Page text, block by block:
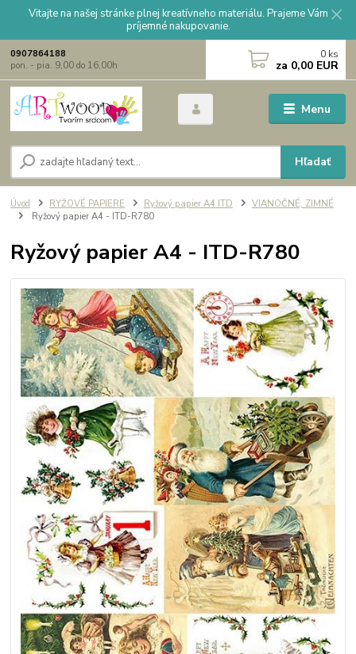
Vitajte na našej stránke plnej kreatívneho materiálu. Prajeme Vám
príjemné nakupovanie.
Menu
Hľadať
0907864188
pon. - pia. 9,00 do 16,00h
0 ks
za 0,00 EUR
Úvod RYŽOVÉ PAPIERE Ryžový papier A4 ITD
VIANOČNÉ, ZIMNÉ
Ryžový papier A4 - ITD-R780
Ryžový papier A4 - ITD-R780